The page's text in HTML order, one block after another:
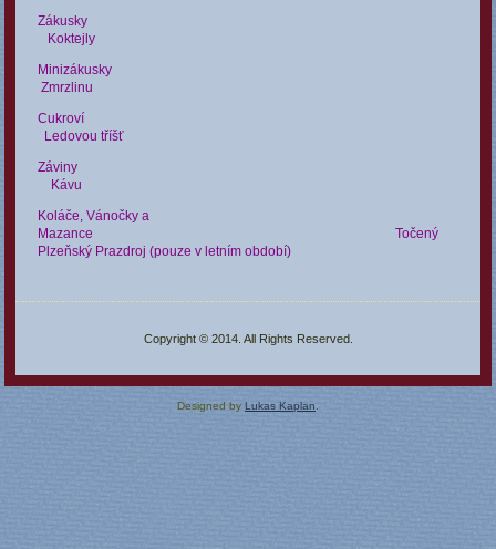
Zákusky
Koktejly
Minizákusky
Zmrzlinu
Cukroví
Ledovou tříšť
Záviny
Kávu
Koláče, Vánočky a
Mazance Točený
Plzeňský Prazdroj (pouze v letním období)
Copyright © 2014. All Rights Reserved.
Designed by Lukas Kaplan